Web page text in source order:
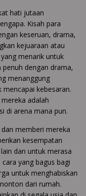
hati jutaan
Kisah para
keseruan, drama,
kejuaraan atau
menarik untuk
dengan drama,
menanggung
kebesaran.
adalah
di arena mana pun.
memberi mereka
kesempatan
dan untuk merasa
yang bagus bagi
untuk menghabiskan
dari rumah.